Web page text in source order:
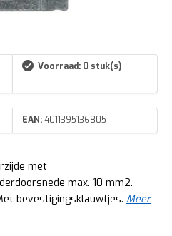
Voorraad: 0 stuk(s)
EAN:4011395136805
met
max. 10 mm2.
bevestigingsklauwtjes. Meer